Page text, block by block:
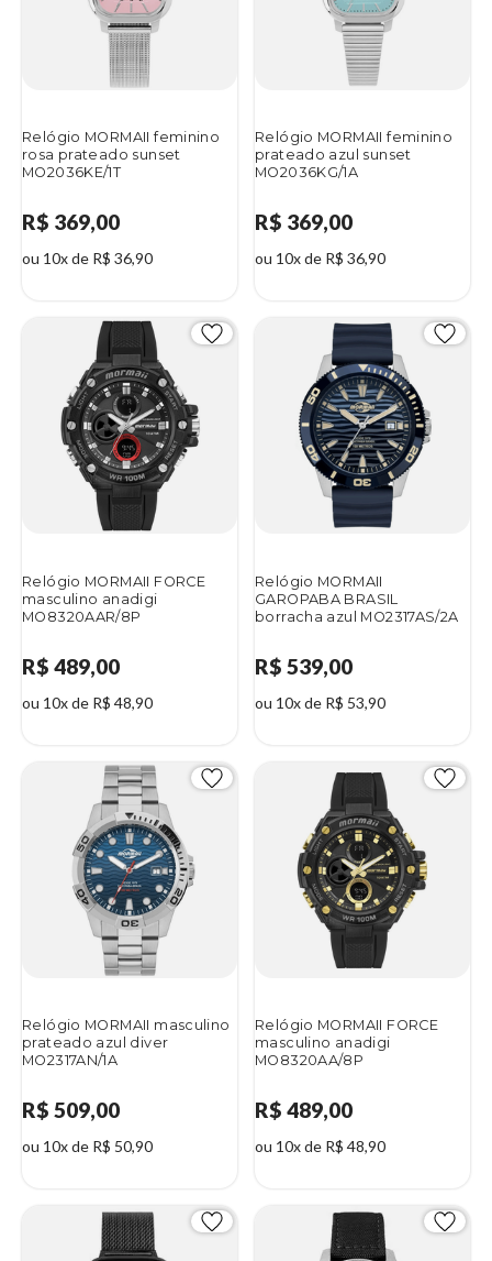
Relógio MORMAII feminino
rosa prateado sunset
MO2036KE/1T
R$ 369,00
ou 10x de R$ 36,90
Relógio MORMAII feminino
prateado azul sunset
MO2036KG/1A
R$ 369,00
ou 10x de R$ 36,90
Relógio MORMAII FORCE
masculino anadigi
MO8320AAR/8P
R$ 489,00
ou 10x de R$ 48,90
Relógio MORMAII
GAROPABA BRASIL
borracha azul MO2317AS/2A
R$ 539,00
ou 10x de R$ 53,90
Relógio MORMAII masculino
prateado azul diver
MO2317AN/1A
R$ 509,00
ou 10x de R$ 50,90
Relógio MORMAII FORCE
masculino anadigi
MO8320AA/8P
R$ 489,00
ou 10x de R$ 48,90